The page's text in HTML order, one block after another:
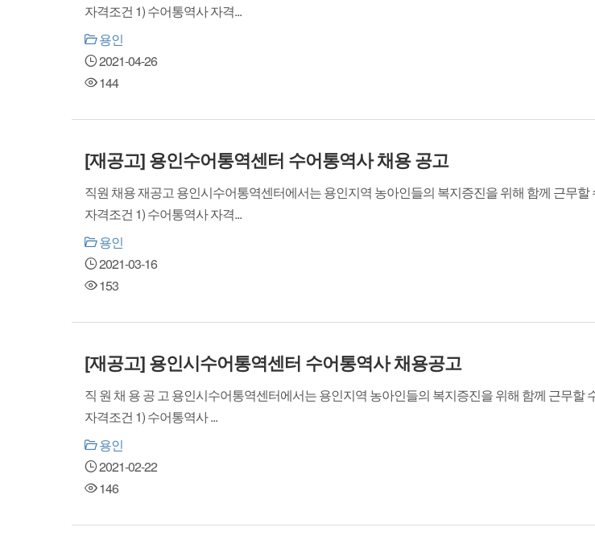
자격조건 1) 수어통역사 자격...
용인
2021-04-26
144
[재공고] 용인수어통역센터 수어통역사 채용 공고
직원 채용 재공고 용인시수어통역센터에서는 용인지역 농아인들의 복지증진을 위해 함께 근무
자격조건 1) 수어통역사 자격...
용인
2021-03-16
153
[재공고] 용인시수어통역센터 수어통역사 채용공고
직 원 채 용 공 고 용인시수어통역센터에서는 용인지역 농아인들의 복지증진을 위해 함께 근무할
자격조건 1) 수어통역사 ...
용인
2021-02-22
146